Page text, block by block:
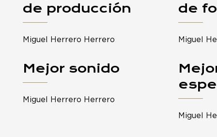
de producción
Miguel Herrero Herrero
de
Miguel
Mejor sonido
Miguel Herrero Herrero
Miguel